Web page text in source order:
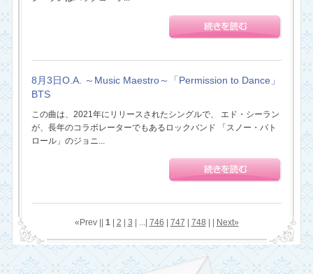
8月3日O.A. ～Music Maestro～「Permission to Dance」
BTS
この曲は、2021年にリリースされたシングルで、 エド・シーラン
が、長年のコラボレーターでもあるロックバンド 「スノー・パト
ロール」のジョニ...
«Prev || 1| 2 3 | ...| 746 747 748 Next»